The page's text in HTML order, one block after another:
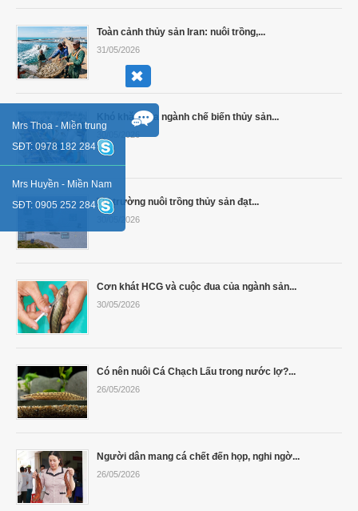
Toàn cảnh thủy sản Iran: nuôi trồng,...
31/05/2026
Khó khăn của ngành chế biến thủy sản...
30/05/2026
Thị trường nuôi trồng thủy sản đạt...
30/05/2026
Cơn khát HCG và cuộc đua của ngành sản...
30/05/2026
Có nên nuôi Cá Chạch Lấu trong nước lợ?...
26/05/2026
Người dân mang cá chết đến họp, nghi ngờ...
26/05/2026
Mrs Thoa - Miền trung
SĐT: 0978 182 284
Mrs Huyền - Miền Nam
SĐT: 0905 252 284